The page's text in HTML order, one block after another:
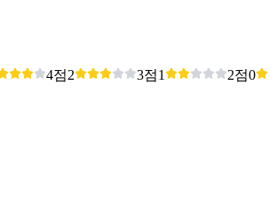
4점2 3점1 2점0